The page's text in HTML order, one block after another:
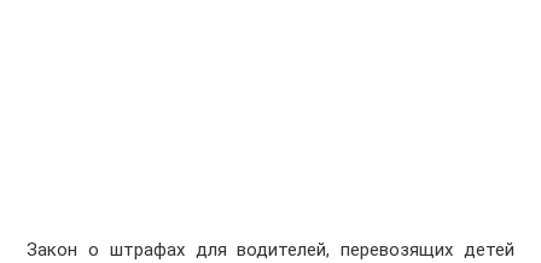
Закон о штрафах для водителей, перевозящих детей